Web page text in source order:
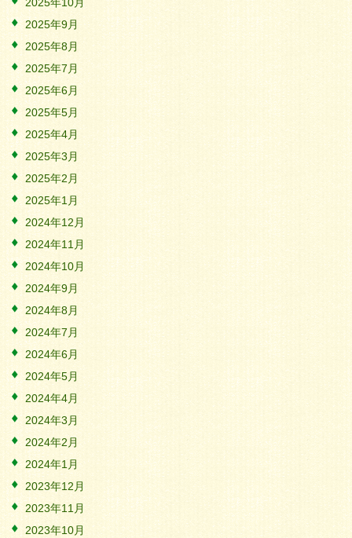
2025年9月
2025年8月
2025年7月
2025年6月
2025年5月
2025年4月
2025年3月
2025年2月
2025年1月
2024年12月
2024年11月
2024年10月
2024年9月
2024年8月
2024年7月
2024年6月
2024年5月
2024年4月
2024年3月
2024年2月
2024年1月
2023年12月
2023年11月
2023年10月